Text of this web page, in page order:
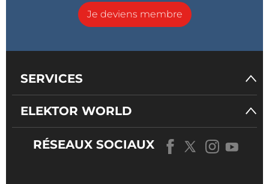
Je deviens membre
SERVICES
ELEKTOR WORLD
RÉSEAUX SOCIAUX